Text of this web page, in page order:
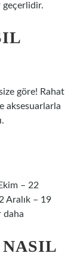
geçerlidir.
göre! Rahat
aksesuarlarla
– 22
Aralık – 19
daha